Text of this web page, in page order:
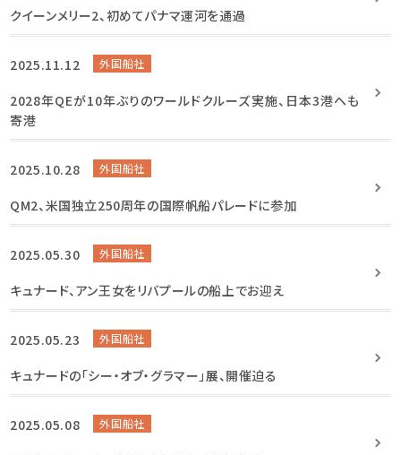
クイーンメリー2、初めてパナマ運河を通過
2025.11.12 外国船社
2028年QEが10年ぶりのワールドクルーズ実施、日本3港へも
寄港
2025.10.28 外国船社
QM2、米国独立250周年の国際帆船パレードに参加
2025.05.30 外国船社
キュナード、アン王女をリバプールの船上でお迎え
2025.05.23 外国船社
キュナードの「シー・オブ・グラマー」展、開催迫る
2025.05.08 外国船社